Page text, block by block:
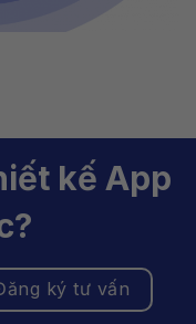
kế App
ký tư vấn